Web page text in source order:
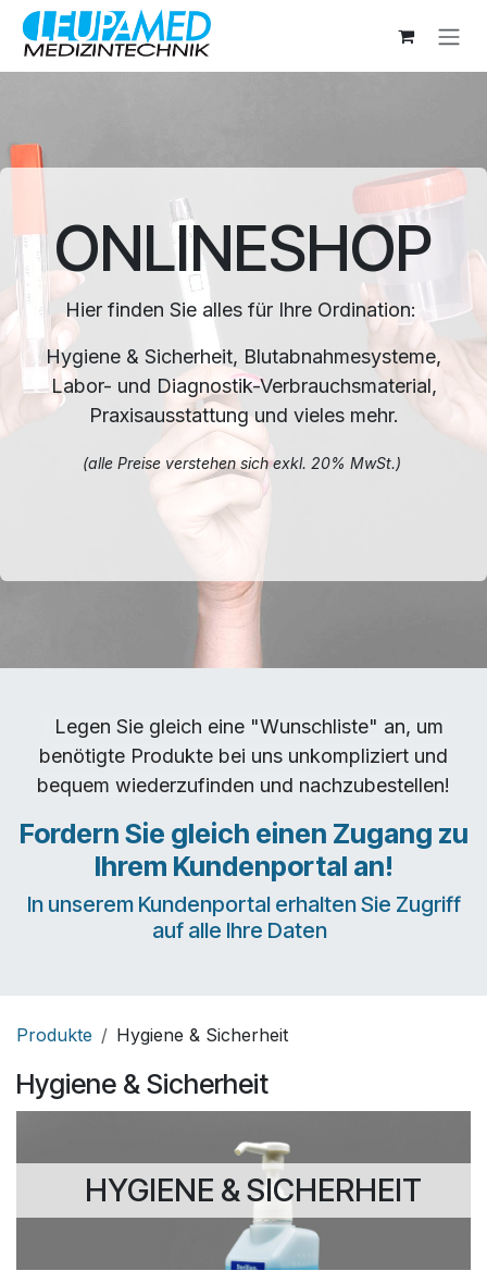
Zum Inhalt springen
ONLINESHOP
Hier finden Sie alles für Ihre Ordination:
Hygiene & Sicherheit, Blutabnahmesysteme,
Labor- und Diagnostik-Verbrauchsmaterial,
Praxisausstattung und vieles mehr.
(alle Preise verstehen sich exkl. 20% MwSt.)
Legen Sie gleich eine "Wunschliste" an, um
benötigte Produkte bei uns unkompliziert und
bequem wiederzufinden und nachzubestellen!
Fordern Sie gleich einen Zugang zu
Ihrem Kundenportal an!
In unserem Kundenportal erhalten Sie Zugriff
auf alle Ihre Daten
Produkte Hygiene & Sicherheit
Hygiene & Sicherheit
HYGIENE & SICHERHEIT